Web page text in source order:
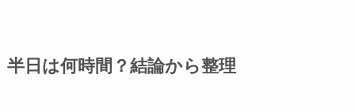
半日は何時間？結論から整理